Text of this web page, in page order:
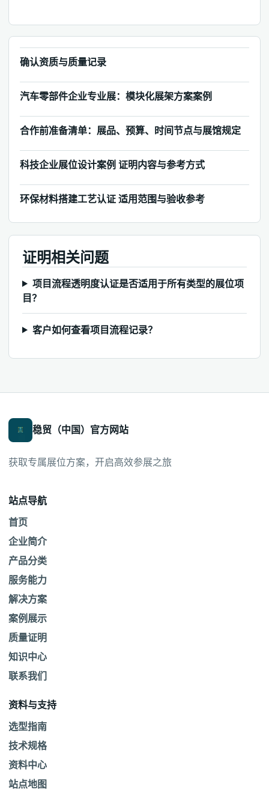
确认资质与质量记录
汽车零部件企业专业展：模块化展架方案案例
合作前准备清单：展品、预算、时间节点与展馆规定
科技企业展位设计案例 证明内容与参考方式
环保材料搭建工艺认证 适用范围与验收参考
证明相关问题
项目流程透明度认证是否适用于所有类型的展位项
目？
客户如何查看项目流程记录？
稳贸（中国）官方网站
获取专属展位方案，开启高效参展之旅
站点导航
首页
企业简介
产品分类
服务能力
解决方案
案例展示
质量证明
知识中心
联系我们
资料与支持
选型指南
技术规格
资料中心
站点地图